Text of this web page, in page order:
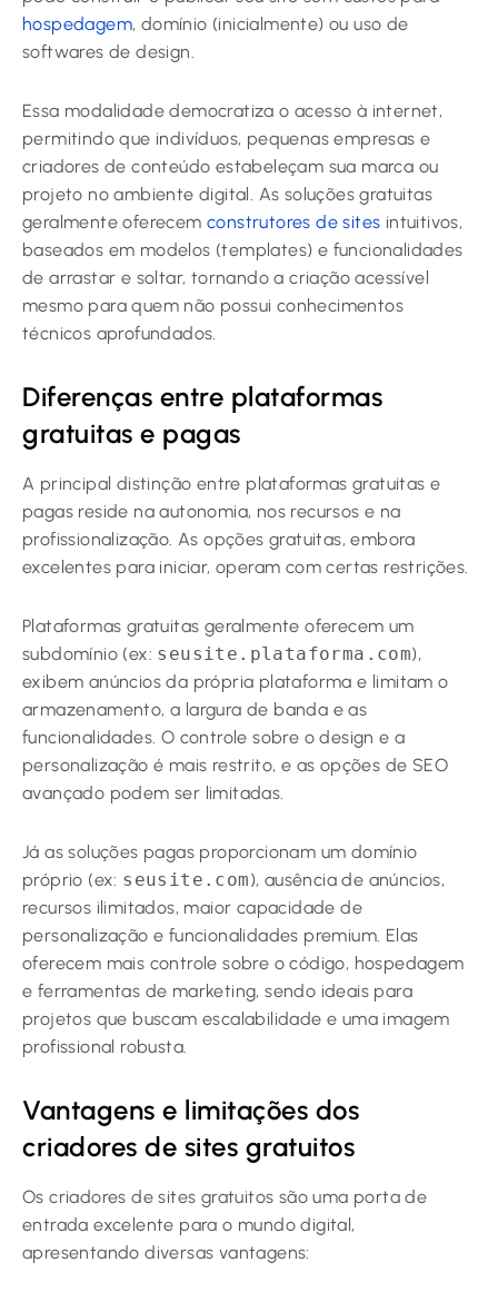
hospedagem, domínio (inicialmente) ou uso de
softwares de design.
Essa modalidade democratiza o acesso à internet,
permitindo que indivíduos, pequenas empresas e
criadores de conteúdo estabeleçam sua marca ou
projeto no ambiente digital. As soluções gratuitas
geralmente oferecem construtores de sites intuitivos,
baseados em modelos (templates) e funcionalidades
de arrastar e soltar, tornando a criação acessível
mesmo para quem não possui conhecimentos
técnicos aprofundados.
Diferenças entre plataformas
gratuitas e pagas
A principal distinção entre plataformas gratuitas e
pagas reside na autonomia, nos recursos e na
profissionalização. As opções gratuitas, embora
excelentes para iniciar, operam com certas restrições.
Plataformas gratuitas geralmente oferecem um
subdomínio (ex: seusite.plataforma.com),
exibem anúncios da própria plataforma e limitam o
armazenamento, a largura de banda e as
funcionalidades. O controle sobre o design e a
personalização é mais restrito, e as opções de SEO
avançado podem ser limitadas.
Já as soluções pagas proporcionam um domínio
próprio (ex: seusite.com), ausência de anúncios,
recursos ilimitados, maior capacidade de
personalização e funcionalidades premium. Elas
oferecem mais controle sobre o código, hospedagem
e ferramentas de marketing, sendo ideais para
projetos que buscam escalabilidade e uma imagem
profissional robusta.
Vantagens e limitações dos
criadores de sites gratuitos
Os criadores de sites gratuitos são uma porta de
entrada excelente para o mundo digital,
apresentando diversas vantagens: